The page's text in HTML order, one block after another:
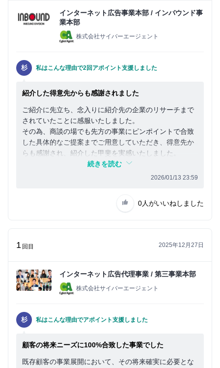
インターネット広告事業本部 / インバウンド事
業本部
株式会社サイバーエージェント
杉 私はこんな理由で2回アポイント支援しました
紹介した得意先からも感謝されました
ご紹介に先立ち、念入りに紹介先の企業のリサーチまで
されていたことに感服いたしました。
その為、商談の場でも先方の事業にピンポイントで合致
した具体的なご提案までご用意していただき、得意先か
らも感謝され、紹介した甲斐を実感いたしました。
ありがとうございました。続きを読む
2026/01/13 23:59
0人がいいねしました
1 回目 2025年12月27日
インターネット広告代理事業 / 第三事業本部
株式会社サイバーエージェント
杉 私はこんな理由でアポイント支援しました
顧客の将来ニーズに100%合致した事業でした
既存顧客の事業展開において、その将来確実に必要とな
よ
な
り
す
まずは無料会員登録
ロ